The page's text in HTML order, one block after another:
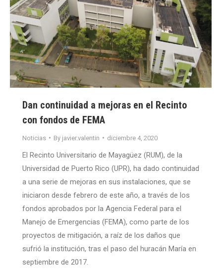
Dan continuidad a mejoras en el Recinto
con fondos de FEMA
Noticias By javier.valentin diciembre 4, 2020
El Recinto Universitario de Mayagüez (RUM), de la
Universidad de Puerto Rico (UPR), ha dado continuidad
a una serie de mejoras en sus instalaciones, que se
iniciaron desde febrero de este año, a través de los
fondos aprobados por la Agencia Federal para el
Manejo de Emergencias (FEMA), como parte de los
proyectos de mitigación, a raíz de los daños que
sufrió la institución, tras el paso del huracán María en
septiembre de 2017.